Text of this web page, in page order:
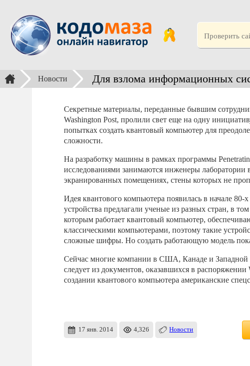
Новости Для взлома информационных
Секретные материалы, переданные бывшим
Washington Post, пролили свет еще на одну
попытках создать квантовый компьютер для
сложности.
На разработку машины в рамках программы
исследованиями занимаются инженеры
экранированных помещениях, стены которых не
Идея квантового компьютера появилась в начале 80-
устройства предлагали ученые из разных стран, в
которым работает квантовый компьютер,
классическими компьютерами, поэтому такие
сложные шифры. Но создать работающую модель
Сейчас многие компании в США, Канаде и Западной
следует из документов, оказавшихся в
создании квантового компьютера американские
17 янв. 2014 4,326 Новости